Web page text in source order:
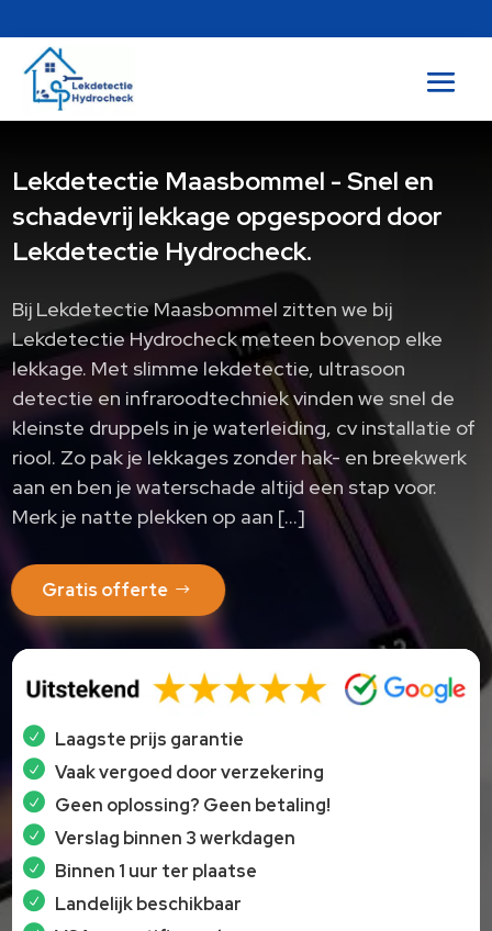
Lekdetectie Maasbommel - Snel en
schadevrij lekkage opgespoord door
Lekdetectie Hydrocheck.
Bij Lekdetectie Maasbommel zitten we bij
Lekdetectie Hydrocheck meteen bovenop elke
lekkage. Met slimme lekdetectie, ultrasoon
detectie en infraroodtechniek vinden we snel de
kleinste druppels in je waterleiding, cv installatie of
riool. Zo pak je lekkages zonder hak- en breekwerk
aan en ben je waterschade altijd een stap voor.
Merk je natte plekken op aan […]
Gratis offerte
Laagste prijs garantie
Vaak vergoed door verzekering
Geen oplossing? Geen betaling!
Verslag binnen 3 werkdagen
Binnen 1 uur ter plaatse
Landelijk beschikbaar